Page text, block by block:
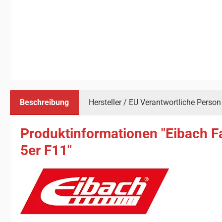
Beschreibung Hersteller / EU Verantwortliche Person
Produktinformationen "Eibach
5er F11"